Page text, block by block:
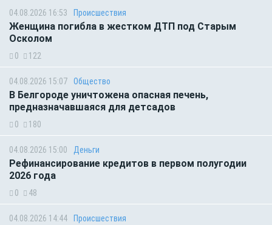
04.08.2026 16:53 Происшествия
Женщина погибла в жестком ДТП под Старым
Осколом
0 122
04.08.2026 15:07 Общество
В Белгороде уничтожена опасная печень,
предназначавшаяся для детсадов
0 180
04.08.2026 15:00 Деньги
Рефинансирование кредитов в первом полугодии
2026 года
0 48
04.08.2026 14:44 Происшествия